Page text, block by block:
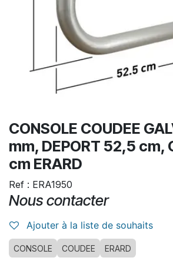
CONSOLE COUDEE
mm, DEPORT 52,5 cm,
cm ERARD
Ref : ERA1950
Nous contacter
Ajouter à la liste de souhaits
CONSOLE COUDEE ERARD